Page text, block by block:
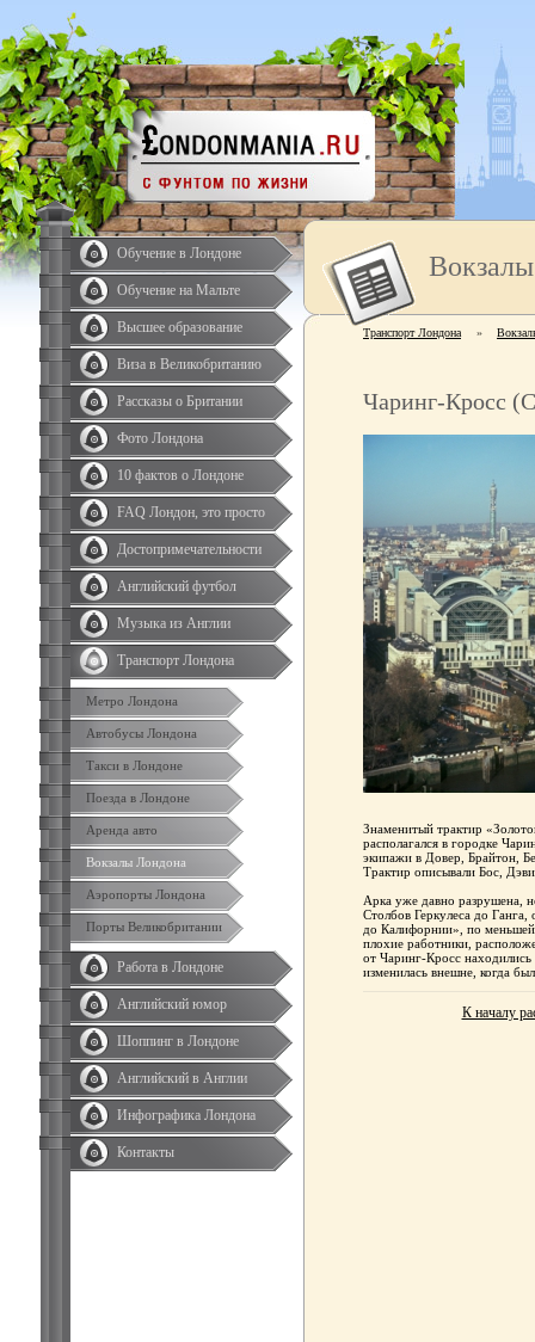
Обучение в Лондоне
Обучение на Мальте
Высшее образование
Виза в Великобританию
Рассказы о Британии
Фото Лондона
10 фактов о Лондоне
FAQ Лондон, это просто
Достопримечательности
Английский футбол
Музыка из Англии
Транспорт Лондона
Метро Лондона
Автобусы Лондона
Такси в Лондоне
Поезда в Лондоне
Аренда авто
Вокзалы Лондона
Аэропорты Лондона
Порты Великобритании
Работа в Лондоне
Английский юмор
Шоппинг в Лондоне
Английский в Англии
Инфографика Лондона
Контакты
Транспорт Лондона »
Чаринг-Кросс
Знаменитый трактир
располагался в городке
экипажи в Довер, Брайтон,
Трактир описывали Бос,
Арка уже давно разрушена,
Столбов Геркулеса до
до Калифорнии», по меньшей
плохие работники,
от Чаринг-Кросс находились
изменилась внешне, когда
К началу